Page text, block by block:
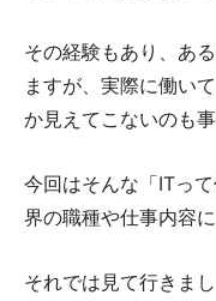
その経験もあり、あ
ますが、実際に働い
か見えてこないのも事
今回はそんな「ITっ
界の職種や仕事内容
それでは見て行きまし